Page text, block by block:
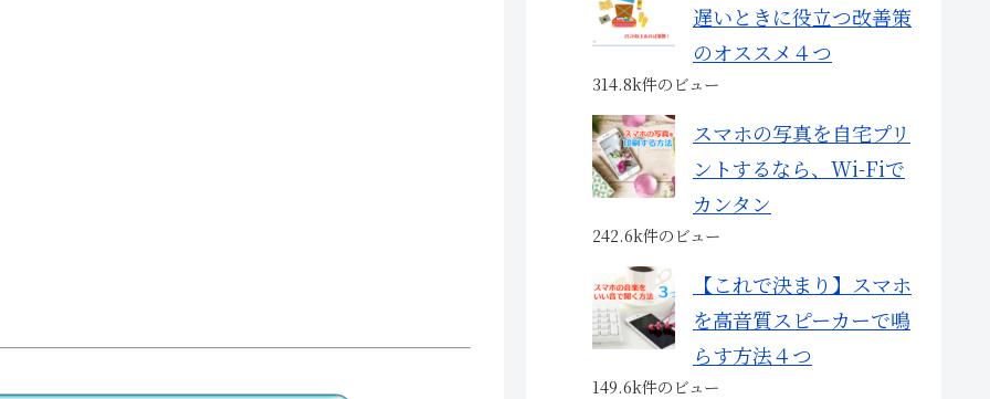
遅いときに役立つ改善策
のオススメ４つ
314.8k件のビュー
スマホの写真を自宅プリ
ントするなら、Wi-Fiで
カンタン
242.6k件のビュー
【これで決まり】スマホ
を高音質スピーカーで鳴
らす方法４つ
149.6k件のビュー